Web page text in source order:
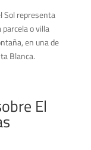
Sol representa
o villa
en una de
Blanca.
El